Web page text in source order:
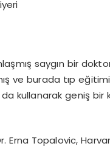
saygın bir
ve burada tıp eğitimi
kullanarak geniş
Erna Topalovic,